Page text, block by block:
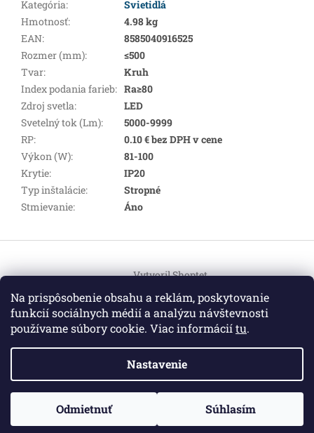
Na prispôsobenie obsahu a reklám, poskytovanie
funkcií sociálnych médií a analýzu návštevnosti
používame súbory cookie. Viac informáciítu.
Nastavenie
Odmietnuť Súhlasím
ZO ZDRAVOTNÝCH DÔVODOV BUDÚ VAŠE OBJEDNÁVKY
Kategória:
Svietidlá
Hmotnosť:
4.98 kg
EAN:
8585040916525
Rozmer (mm):
≤500
Tvar:
Kruh
Index podania farieb: Ra≥80
Zdroj svetla:
LED
Svetelný tok (Lm):
5000-9999
RP:
0.10 € bez DPH v cene
Výkon (W):
81-100
Krytie:
IP20
Typ inštalácie:
Stropné
Stmievanie: Áno
p
Vytvoril Shoptet
Copyright 2026HEMI Elektro. Všetky práva vyhradené.
Upraviť nastavenie cookies
Informácie pre vás
|Certifikáty| Kontakt|Obchodné
podmienky|GDPR